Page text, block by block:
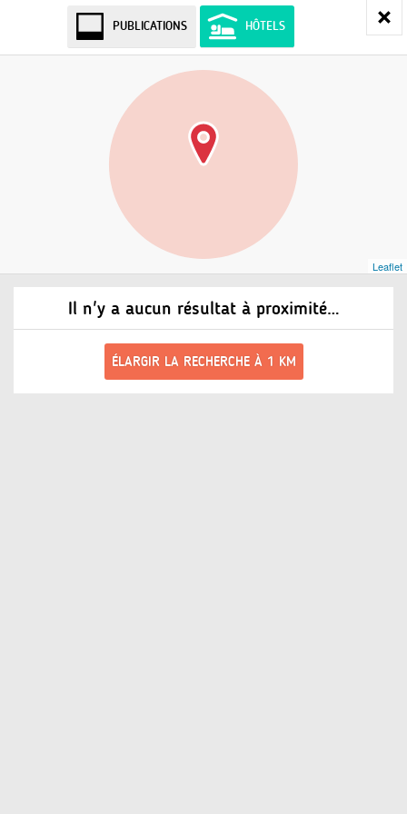
PUBLICATIONS HÔTELS
Il n'y a aucun résultat à proximité…
ÉLARGIR LA RECHERCHE À 1 KM
Leaflet